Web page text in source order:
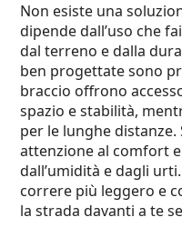
Non esiste una
dipende dall’uso che
dal terreno e dalla
ben progettate sono
braccio offrono
spazio e stabilità,
per le lunghe
attenzione al comfort
dall’umidità e dagli
correre più leggero e
la strada davanti a te